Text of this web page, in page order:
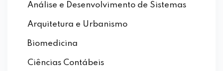
Análise e Desenvolvimento de Sistemas
Arquitetura e Urbanismo
Biomedicina
Ciências Contábeis